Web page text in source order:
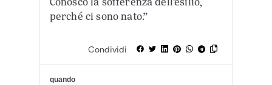
perché ci sono nato.”
Condividi
quando